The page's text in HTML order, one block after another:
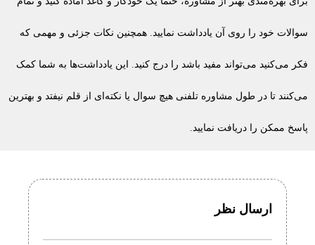
سوالات خود را روی آن یادداشت نمایید. همچنین نکات جزئی و مهمی که
فکر می‌کنید می‌تواند مفید باشد را درج کنید. این یادداشت‌ها به شما کمک
می‌کنند تا در طول مشاوره تلفنی هیچ سوال یا نکته‌ای از قلم نیفتد و بهترین
پاسخ ممکن را دریافت نمایید.
ارسال نظر